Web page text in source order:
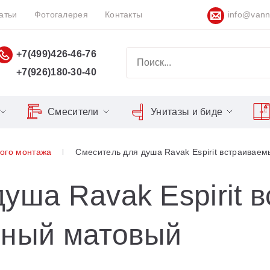
Фотогалерея Контакты
+7(499)426-46-76
+7(926)180-30-40
Душевые двери
Душевые уголки
Сиденья OVO для душевых
Domino
Formy
Freedom
Смесители
Серия Flat
Серия LIFE
Серия Neo
Унитазы и биде
Сиденья для унитазов
Cool
Nexty
монтажа Смеситель для душа Ravak Espirit
Ravak Espirit
матовый